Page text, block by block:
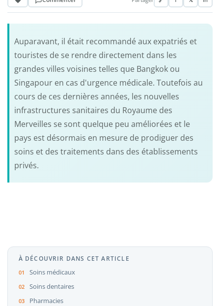
Auparavant, il était recommandé aux expatriés et
touristes de se rendre directement dans les
grandes villes voisines telles que Bangkok ou
Singapour en cas d'urgence médicale. Toutefois au
cours de ces dernières années, les nouvelles
infrastructures sanitaires du Royaume des
Merveilles se sont quelque peu améliorées et le
pays est désormais en mesure de prodiguer des
soins et des traitements dans des établissements
privés.
À DÉCOUVRIR DANS CET ARTICLE
Soins médicaux
Soins dentaires
Pharmacies